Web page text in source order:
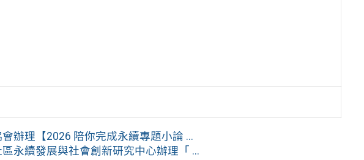
辦理【2026 陪你完成永續專題小論 ...
永續發展與社會創新研究中心辦理「 ...